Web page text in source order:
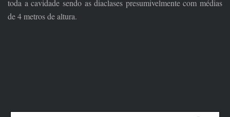
toda a cavidade sendo as diaclases presumivelmente com médias
de 4 metros de altura.